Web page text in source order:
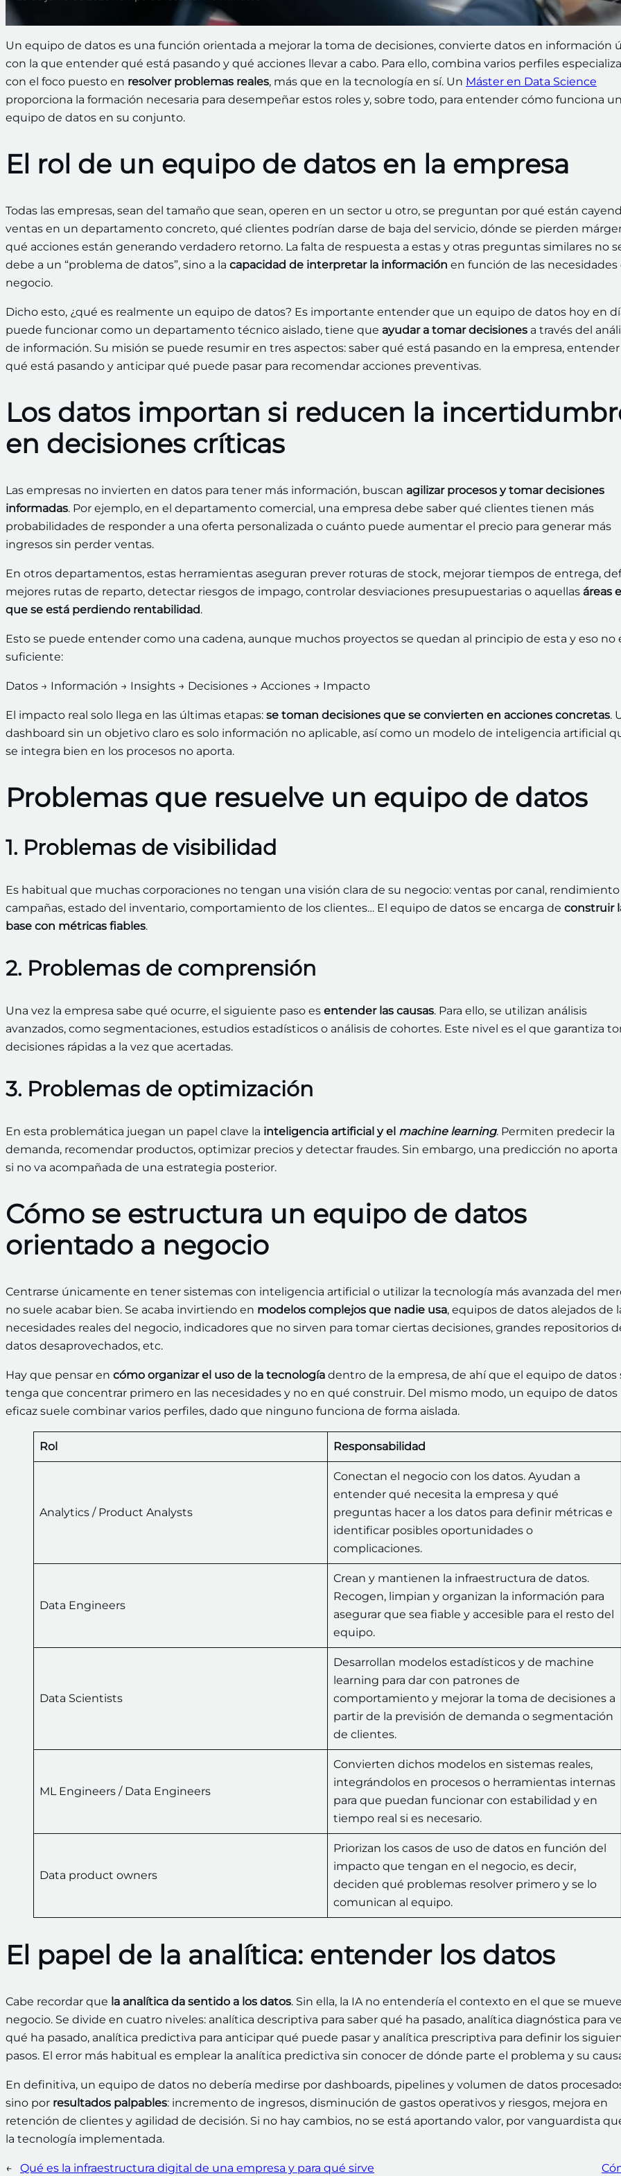
Un equipo de datos es una función orientada a mejorar la toma de decisiones, convierte datos en información
con la que entender qué está pasando y qué acciones llevar a cabo. Para ello, combina varios perfiles
con el foco puesto en resolver problemas reales, más que en la tecnología en sí. Un Máster en Data Science
proporciona la formación necesaria para desempeñar estos roles y, sobre todo, para entender cómo funciona un
equipo de datos en su conjunto.
El rol de un equipo de datos en la empresa
Todas las empresas, sean del tamaño que sean, operen en un sector u otro, se preguntan por qué están
ventas en un departamento concreto, qué clientes podrían darse de baja del servicio, dónde se pierden
qué acciones están generando verdadero retorno. La falta de respuesta a estas y otras preguntas similares no
debe a un “problema de datos”, sino a la capacidad de interpretar la información en función de las necesidades
negocio.
Dicho esto, ¿qué es realmente un equipo de datos? Es importante entender que un equipo de datos hoy en
puede funcionar como un departamento técnico aislado, tiene que ayudar a tomar decisiones a través del
de información. Su misión se puede resumir en tres aspectos: saber qué está pasando en la empresa,
qué está pasando y anticipar qué puede pasar para recomendar acciones preventivas.
Los datos importan si reducen la
en decisiones críticas
Las empresas no invierten en datos para tener más información, buscan agilizar procesos y tomar decisiones
informadas. Por ejemplo, en el departamento comercial, una empresa debe saber qué clientes tienen más
probabilidades de responder a una oferta personalizada o cuánto puede aumentar el precio para generar más
ingresos sin perder ventas.
En otros departamentos, estas herramientas aseguran prever roturas de stock, mejorar tiempos de entrega,
mejores rutas de reparto, detectar riesgos de impago, controlar desviaciones presupuestarias o aquellas áreas
que se está perdiendo rentabilidad.
Esto se puede entender como una cadena, aunque muchos proyectos se quedan al principio de esta y eso no
suficiente:
Datos → Información → Insights → Decisiones → Acciones → Impacto
El impacto real solo llega en las últimas etapas: se toman decisiones que se convierten en acciones concretas.
dashboard sin un objetivo claro es solo información no aplicable, así como un modelo de inteligencia artificial
se integra bien en los procesos no aporta.
Problemas que resuelve un equipo de datos
1. Problemas de visibilidad
Es habitual que muchas corporaciones no tengan una visión clara de su negocio: ventas por canal,
campañas, estado del inventario, comportamiento de los clientes… El equipo de datos se encarga de construir
base con métricas fiables.
2. Problemas de comprensión
Una vez la empresa sabe qué ocurre, el siguiente paso es entender las causas. Para ello, se utilizan análisis
avanzados, como segmentaciones, estudios estadísticos o análisis de cohortes. Este nivel es el que garantiza
decisiones rápidas a la vez que acertadas.
3. Problemas de optimización
En esta problemática juegan un papel clave la inteligencia artificial y el machine learning. Permiten predecir la
demanda, recomendar productos, optimizar precios y detectar fraudes. Sin embargo, una predicción no aporta
si no va acompañada de una estrategia posterior.
Cómo se estructura un equipo de datos
orientado a negocio
Centrarse únicamente en tener sistemas con inteligencia artificial o utilizar la tecnología más avanzada del
no suele acabar bien. Se acaba invirtiendo en modelos complejos que nadie usa, equipos de datos alejados de
necesidades reales del negocio, indicadores que no sirven para tomar ciertas decisiones, grandes repositorios
datos desaprovechados, etc.
Hay que pensar en cómo organizar el uso de la tecnología dentro de la empresa, de ahí que el equipo de datos
tenga que concentrar primero en las necesidades y no en qué construir. Del mismo modo, un equipo de datos
eficaz suele combinar varios perfiles, dado que ninguno funciona de forma aislada.
Rol Responsabilidad
Analytics / Product Analysts
Conectan el negocio con los datos. Ayudan a
entender qué necesita la empresa y qué
preguntas hacer a los datos para definir métricas e
identificar posibles oportunidades o
complicaciones.
Data Engineers
Crean y mantienen la infraestructura de datos.
Recogen, limpian y organizan la información para
asegurar que sea fiable y accesible para el resto del
equipo.
Data Scientists
Desarrollan modelos estadísticos y de machine
learning para dar con patrones de
comportamiento y mejorar la toma de decisiones a
partir de la previsión de demanda o segmentación
de clientes.
ML Engineers / Data Engineers
Convierten dichos modelos en sistemas reales,
integrándolos en procesos o herramientas internas
para que puedan funcionar con estabilidad y en
tiempo real si es necesario.
Data product owners
Priorizan los casos de uso de datos en función del
impacto que tengan en el negocio, es decir,
deciden qué problemas resolver primero y se lo
comunican al equipo.
El papel de la analítica: entender los datos
Cabe recordar que la analítica da sentido a los datos. Sin ella, la IA no entendería el contexto en el que se
negocio. Se divide en cuatro niveles: analítica descriptiva para saber qué ha pasado, analítica diagnóstica para
qué ha pasado, analítica predictiva para anticipar qué puede pasar y analítica prescriptiva para definir los
pasos. El error más habitual es emplear la analítica predictiva sin conocer de dónde parte el problema y su
En definitiva, un equipo de datos no debería medirse por dashboards, pipelines y volumen de datos
sino por resultados palpables: incremento de ingresos, disminución de gastos operativos y riesgos, mejora en
retención de clientes y agilidad de decisión. Si no hay cambios, no se está aportando valor, por vanguardista
la tecnología implementada.
← Qué es la infraestructura digital de una empresa y para qué sirve